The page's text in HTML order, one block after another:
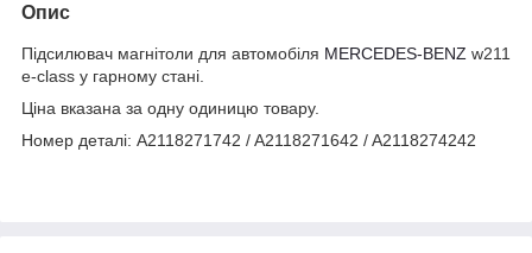
Опис
Підсилювач магнітоли для автомобіля MERCEDES-BENZ w211
e-class у гарному стані.
Ціна вказана за одну одиницю товару.
Номер деталі: A2118271742 / A2118271642 / A2118274242